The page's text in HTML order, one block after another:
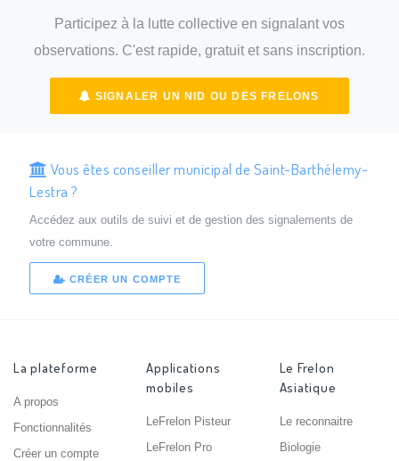
Participez à la lutte collective en signalant vos
observations. C'est rapide, gratuit et sans inscription.
SIGNALER UN NID OU DES FRELONS
Vous êtes conseiller municipal de Saint-Barthélemy-
Lestra ?
Accédez aux outils de suivi et de gestion des signalements de
votre commune.
CRÉER UN COMPTE
La plateforme
A propos
Fonctionnalités
Créer un compte
Applications
mobiles
LeFrelon Pisteur
LeFrelon Pro
Le Frelon
Asiatique
Le reconnaitre
Biologie